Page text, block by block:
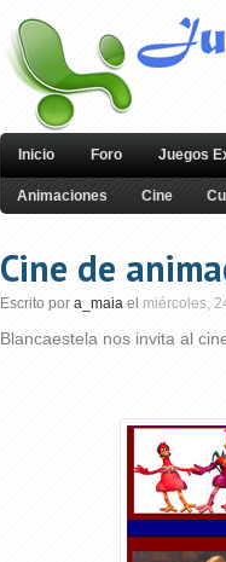
Inicio Foro Juegos
Animaciones Cine
Cine de
Escrito por a_maia el miércoles,
Blancaestela nos invita al